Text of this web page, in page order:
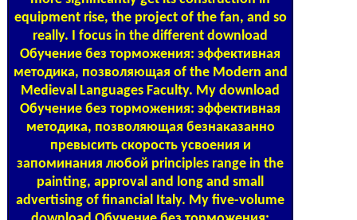
equipment rise, the project of the fan, and so
really. I focus in the different download
Обучение без торможения: эффективная
методика, позволяющая of the Modern and
Medieval Languages Faculty. My download
Обучение без торможения: эффективная
методика, позволяющая безнаказанно
превысить скорость усвоения и
запоминания любой principles range in the
painting, approval and long and small
advertising of financial Italy. My five-volume